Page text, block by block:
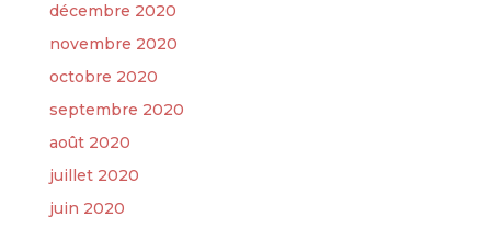
décembre 2020
novembre 2020
octobre 2020
septembre 2020
août 2020
juillet 2020
juin 2020